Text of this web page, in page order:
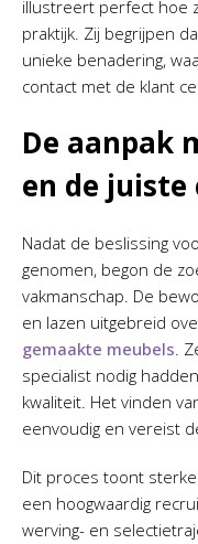
illustreert perfect hoe
praktijk. Zij begrijpen
unieke benadering,
contact met de klant
De aanpak
en de juiste
Nadat de beslissing
genomen, begon de
vakmanschap. De
en lazen uitgebreid
gemaakte meubels.
specialist nodig
kwaliteit. Het vinden
eenvoudig en vereist
Dit proces toont
een hoogwaardig
werving- en